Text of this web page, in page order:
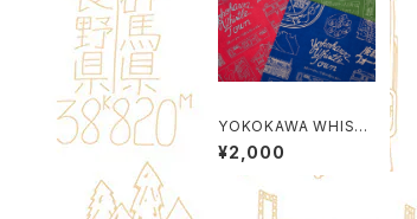
YOKOKAWA WHIST
LE TOWN BANDANA
¥2,000